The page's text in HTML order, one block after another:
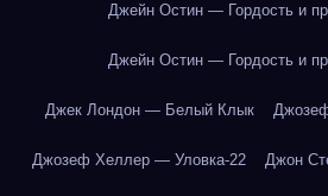
Джейн Остин — Гордость и
Джейн Остин — Гордость и
Джек Лондон — Белый Клык
Джозеф Хеллер — Уловка-22 Джон